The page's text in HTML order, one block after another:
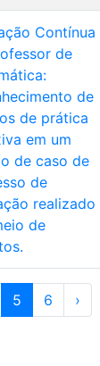
Contínua
de
de
de prática
em um
de caso de
de
realizado
de
5 6 ›